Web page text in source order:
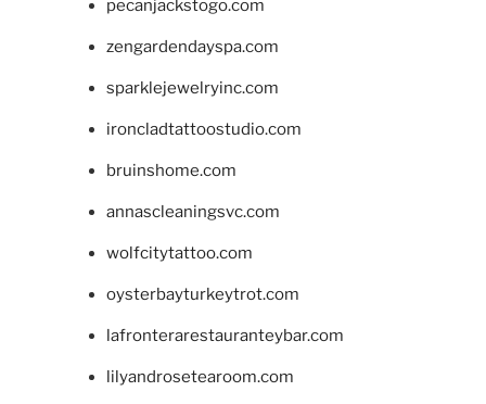
pecanjackstogo.com
zengardendayspa.com
sparklejewelryinc.com
ironcladtattoostudio.com
bruinshome.com
annascleaningsvc.com
wolfcitytattoo.com
oysterbayturkeytrot.com
lafronterarestauranteybar.com
lilyandrosetearoom.com